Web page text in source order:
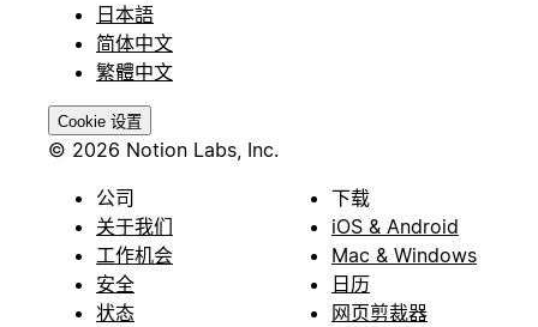
日本語
简体中文
繁體中文
Cookie 设置
© 2026 Notion Labs, Inc.
公司
关于我们
工作机会
安全
状态
下载
iOS & Android
Mac & Windows
日历
网页剪裁器